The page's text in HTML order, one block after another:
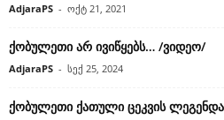
AdjaraPS - ოქტ 21, 2021
ქობულეთი არ ივიწყებს… /ვიდეო/
AdjaraPS - სექ 25, 2024
ქობულეთი ქათული ცეკვის